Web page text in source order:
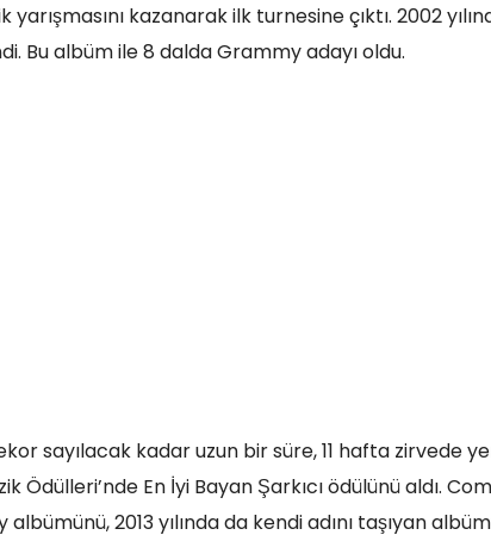
yarışmasını kazanarak ilk turnesine çıktı. 2002
Bu albüm ile 8 dalda Grammy adayı oldu.
sayılacak kadar uzun bir süre, 11 hafta zirvede
Ödülleri’nde En İyi Bayan Şarkıcı ödülünü aldı.
2013 yılında da kendi adını taşıyan